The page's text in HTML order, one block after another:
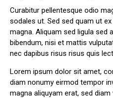
Curabitur pellentesque odio
sodales ut. Sed sed quam ut
magna. Aliquam sed ligula sed
bibendum, nisi et mattis
nec dapibus risus risus quis
Lorem ipsum dolor sit amet,
diam nonumy eirmod tempor
magna aliquyam erat, sed